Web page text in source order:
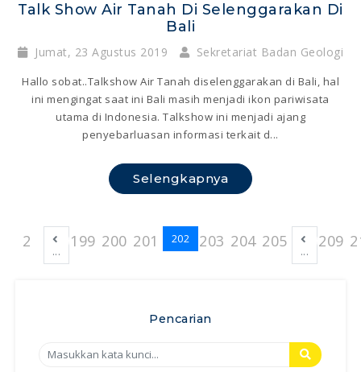
Talk Show Air Tanah Di Selenggarakan Di
Bali
Jumat, 23 Agustus 2019 Sekretariat Badan Geologi
Hallo sobat..Talkshow Air Tanah diselenggarakan di Bali, hal
ini mengingat saat ini Bali masih menjadi ikon pariwisata
utama di Indonesia. Talkshow ini menjadi ajang
penyebarluasan informasi terkait d...
Selengkapnya
2
...
199 200 201 202 203 204 205
...
209
Pencarian